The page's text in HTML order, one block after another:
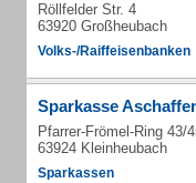
Röllfelder Str. 4
63920 Großheubach
Volks-/Raiffeisenbanken
Sparkasse
Pfarrer-Frömel-Ring 43/
63924 Kleinheubach
Sparkassen